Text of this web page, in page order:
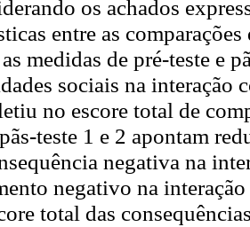
os achados
entre as
medidas de pré-teste e
sociais na interação
no escore total de
teste 1 e 2 apontam
negativa na
negativo na
total das